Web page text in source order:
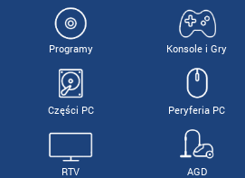
Programy Konsole i Gry
Części PC Peryferia PC
RTV AGD